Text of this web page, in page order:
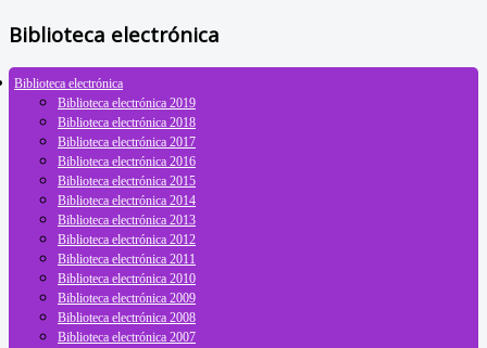
Biblioteca electrónica
Biblioteca electrónica
Biblioteca electrónica 2019
Biblioteca electrónica 2018
Biblioteca electrónica 2017
Biblioteca electrónica 2016
Biblioteca electrónica 2015
Biblioteca electrónica 2014
Biblioteca electrónica 2013
Biblioteca electrónica 2012
Biblioteca electrónica 2011
Biblioteca electrónica 2010
Biblioteca electrónica 2009
Biblioteca electrónica 2008
Biblioteca electrónica 2007